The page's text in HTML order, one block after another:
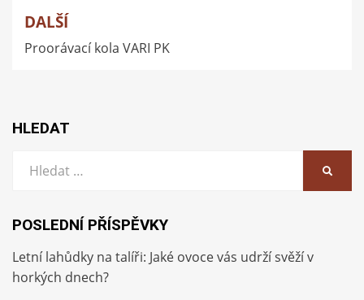
příspěvek
DALŠÍ
Proorávací kola VARI PK
HLEDAT
POSLEDNÍ PŘÍSPĚVKY
Letní lahůdky na talíři: Jaké ovoce vás udrží svěží v
horkých dnech?